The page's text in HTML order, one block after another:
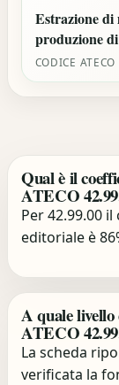
Estrazione
produzione
CODICE ATECO
Qual è il
ATECO
Per 42.99.00
editoriale è
A quale
ATECO
La scheda
verificata la